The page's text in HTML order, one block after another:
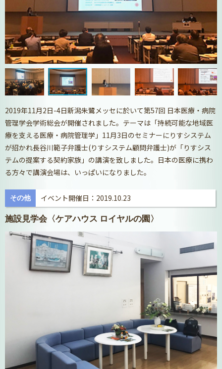
2019年11月2日-4日新潟朱鷺メッセに於いて第57回 日本医療・病院
管理学会学術総会が開催されました。テーマは「持続可能な地域医
療を支える医療・病院管理学」11月3日のセミナーにりすシステム
が招かれ長谷川範子弁護士(りすシステム顧問弁護士)が「りすシス
テムの提案する契約家族」の講演を致しました。日本の医療に携わ
る方々で講演会場は、いっぱいになりました。
その他 イベント開催日：2019.10.23
施設見学会〈ケアハウス ロイヤルの園〉